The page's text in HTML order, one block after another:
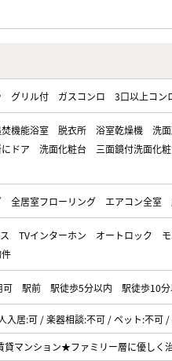
グリル付 ガスコンロ 3口以上コン
機能浴室 脱衣所 浴室乾燥機 洗
ドア 洗面化粧台 三面鏡付洗面化
全居室フローリング エアコン全室
TVインターホン オートロック
可 駅前 駅徒歩5分以内 駅徒歩10
入居:可 / 楽器相談:不可 / ペット:不可 /
マンション★ファミリー層に優しく